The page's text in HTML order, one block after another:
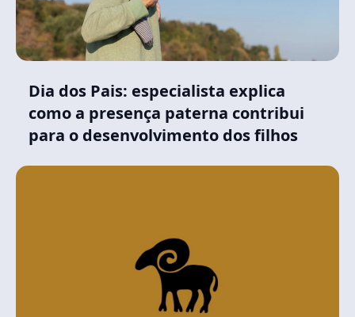
Dia dos Pais: especialista explica
como a presença paterna contribui
para o desenvolvimento dos filhos